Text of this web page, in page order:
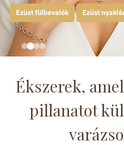
Tovább
Ezüst fülbevalók Ezüst
Fedezd fel az arany fülbevalókat
Találd meg az első arany baba
Ékszerek,
pillanatot